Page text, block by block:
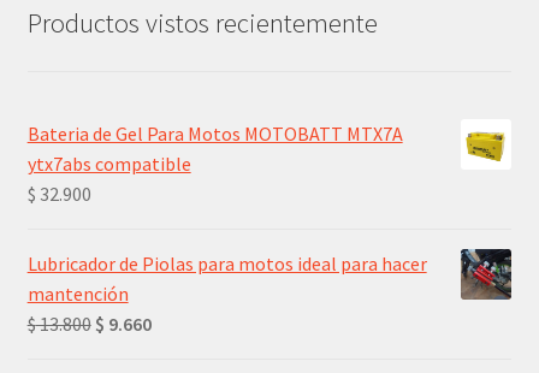
Productos vistos recientemente
Bateria de Gel Para Motos MOTOBATT MTX7A
ytx7abs compatible
$ 32.900
Lubricador de Piolas para motos ideal para hacer
mantención
$13.800 El
$ 9.660El